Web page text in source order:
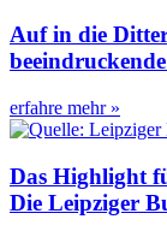
Auf in die
erfahre mehr »
Das Highlight
Die Leipziger